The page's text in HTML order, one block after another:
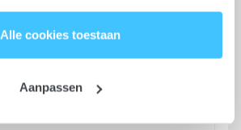
Alle cookies toestaan
Aanpassen